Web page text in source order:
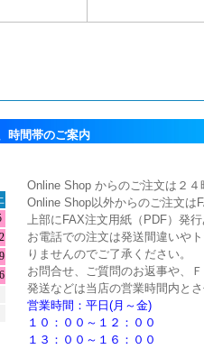
時間帯のご案内
Online Shop からのご注文は２４
Online Shop以外からのご注文は
上部にFAX注文用紙（PDF）発行
お電話での注文は発送間違いや
りませんのでご了承ください。
お問合せ、ご質問のお返事や、
発送などは当店の営業時間内とさ
営業時間：平日(月～金)
１０：００～１２：００
１３：００～１６：００